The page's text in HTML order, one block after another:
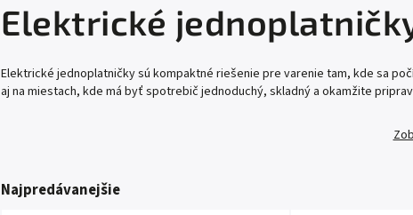
Elektrické
Elektrické jednoplatničky sú kompaktné riešenie pre varenie tam, kde sa
aj na miestach, kde má byť spotrebič jednoduchý, skladný a okamžite
Najpredávanejšie